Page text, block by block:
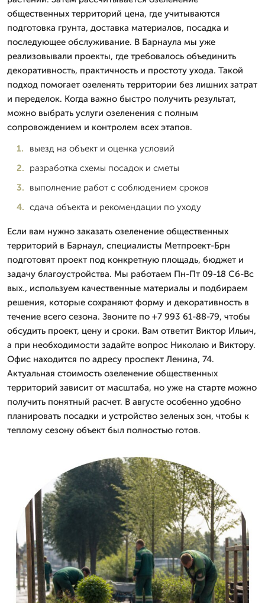
общественных территорий цена, где учитываются
подготовка грунта, доставка материалов, посадка и
последующее обслуживание. В Барнаула мы уже
реализовывали проекты, где требовалось объединить
декоративность, практичность и простоту ухода. Такой
подход помогает озеленять территории без лишних затрат
и переделок. Когда важно быстро получить результат,
можно выбрать услуги озеленения с полным
сопровождением и контролем всех этапов.
выезд на объект и оценка условий
разработка схемы посадок и сметы
выполнение работ с соблюдением сроков
сдача объекта и рекомендации по уходу
Если вам нужно заказать озеленение общественных
территорий в Барнаул, специалисты Метпроект-Брн
подготовят проект под конкретную площадь, бюджет и
задачу благоустройства. Мы работаем Пн-Пт 09-18 Сб-Вс
вых., используем качественные материалы и подбираем
решения, которые сохраняют форму и декоративность в
течение всего сезона. Звоните по +7 993 61-88-79, чтобы
обсудить проект, цену и сроки. Вам ответит Виктор Ильич,
а при необходимости задайте вопрос Николаю и Виктору.
Офис находится по адресу проспект Ленина, 74.
Актуальная стоимость озеленение общественных
территорий зависит от масштаба, но уже на старте можно
получить понятный расчет. В августе особенно удобно
планировать посадки и устройство зеленых зон, чтобы к
теплому сезону объект был полностью готов.